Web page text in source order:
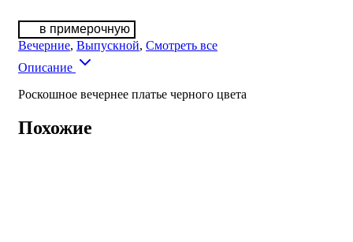
в примерочную
Вечерние, Выпускной, Смотреть все
Описание
Роскошное вечернее платье черного цвета
Похожие